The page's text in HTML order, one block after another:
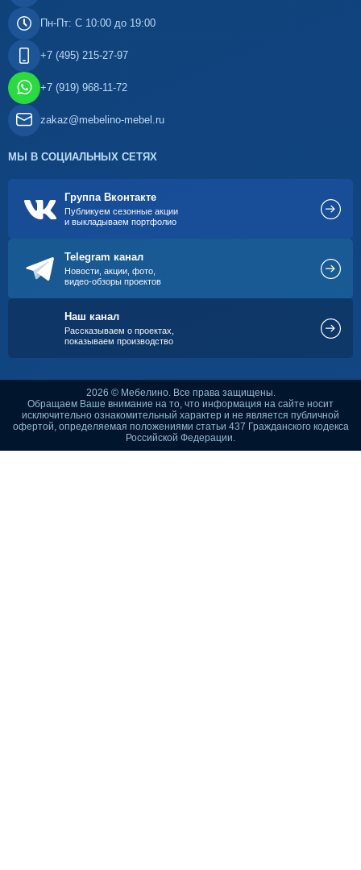
Пн-Пт: С 10:00 до 19:00
+7 (495) 215-27-97
+7 (919) 968-11-72
zakaz@mebelino-mebel.ru
МЫ В СОЦИАЛЬНЫХ СЕТЯХ
Группа Вконтакте
Публикуем сезонные акции
и выкладываем портфолио
Telegram канал
Новости, акции, фото,
видео-обзоры проектов
Наш канал
Рассказываем о проектах,
показываем производство
2026 © Мебелино. Все права защищены.
Обращаем Ваше внимание на то, что информация на сайте носит
исключительно ознакомительный характер и не является публичной
офертой, определяемая положениями статьи 437 Гражданского кодекса
Российской Федерации.